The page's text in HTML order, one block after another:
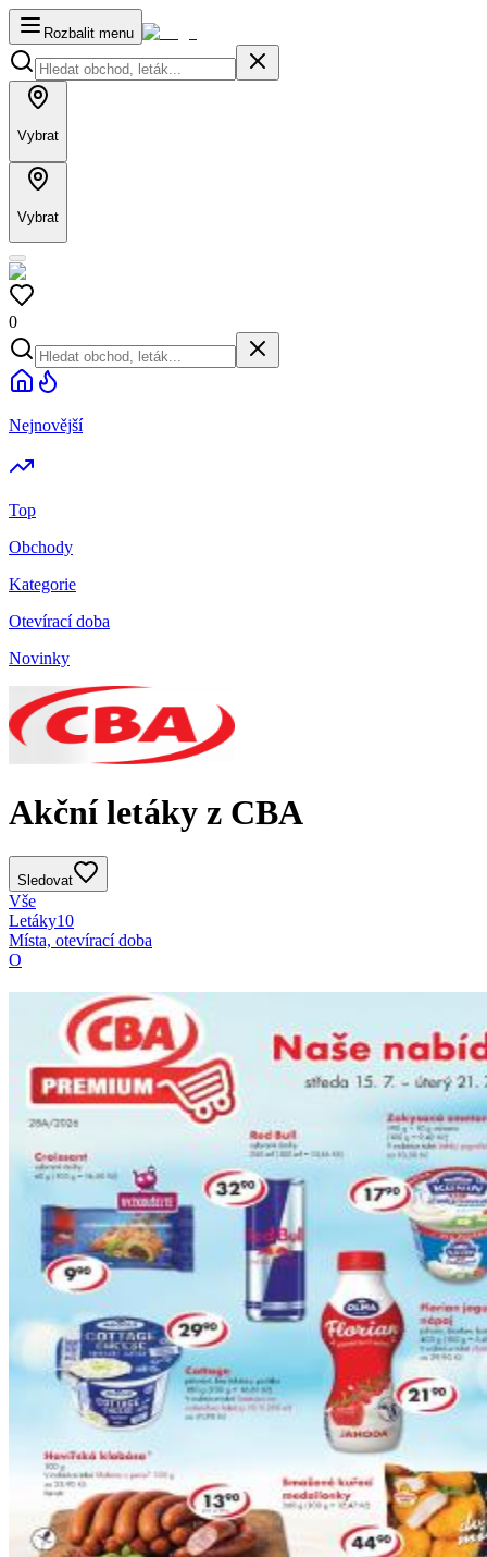
Rozbalit menu
Vybrat
Vybrat
0
Nejnovější
Top
Obchody
Kategorie
Otevírací doba
Novinky
Akční letáky z CBA
Sledovat
Vše
Letáky10
Místa, otevírací doba
O